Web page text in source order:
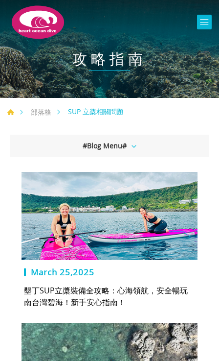
攻略指南
部落格 SUP 立槳相關問題
#Blog Menu#
March 25,2025
墾丁SUP立槳裝備全攻略：心海領航，安全暢玩
南台灣碧海！新手安心指南！